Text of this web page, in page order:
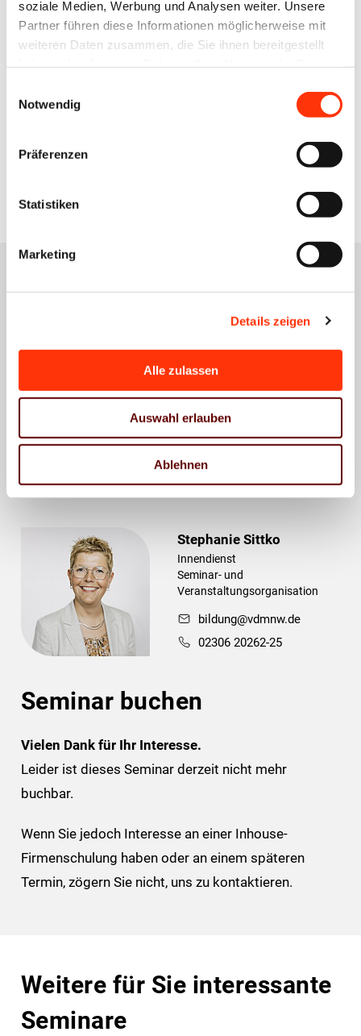
soziale Medien, Werbung und Analysen weiter. Unsere
Partner führen diese Informationen möglicherweise mit
weiteren Daten zusammen, die Sie ihnen bereitgestellt
Notwendig
Präferenzen
Statistiken
Marketing
Details zeigen
Alle zulassen
Auswahl erlauben
Ablehnen
Interessiert an einer Mitgliedschaft?
Mitgliedschaft.
Mitglied werden
Ihre Ansprechpartner
Alexander Justa
Seminar- und
Trainer und Vertrieb
bildung@vdmnw.de
0211 99900-39
0170 2226252
Stephanie Sittko
Innendienst
Seminar- und
Veranstaltungsorganisation
bildung@vdmnw.de
02306 20262-25
Seminar buchen
Vielen Dank für Ihr Interesse.
Leider ist dieses Seminar derzeit nicht mehr
buchbar.
Wenn Sie jedoch Interesse an einer Inhouse-
Firmenschulung haben oder an einem späteren
Termin, zögern Sie nicht, uns zu kontaktieren.
Weitere für Sie interessante
Seminare